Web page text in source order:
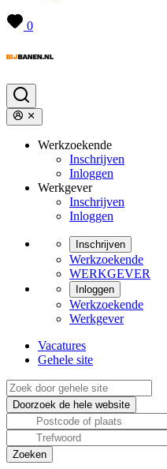
0
Werkzoekende
Inschrijven
Inloggen
Werkgever
Inschrijven
Inloggen
Inschrijven
Werkzoekende
WERKGEVER
Inloggen
Werkzoekende
Werkgever
Vacatures
Gehele site